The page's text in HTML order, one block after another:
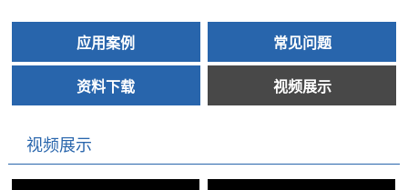
应用案例 常见问题
资料下载 视频展示
视频展示